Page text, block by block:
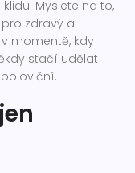
Myslete na to,
zdravý a
momentě, kdy
stačí udělat